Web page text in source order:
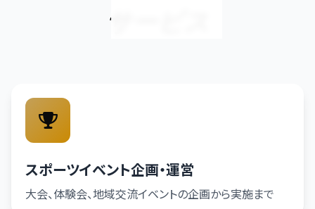
サービス
スポーツイベント企画・運営
大会、体験会、地域交流イベントの企画から実施まで